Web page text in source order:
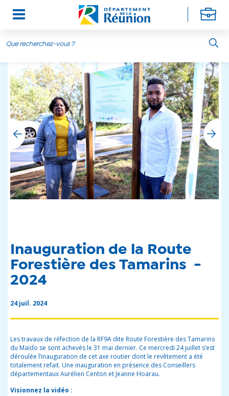
Aller au contenu principal
Inauguration de la Route
Forestière des Tamarins -
2024
24 juil. 2024
Les travaux de réfection de la RF9A dite Route Forestière des Tamarins
du Maïdo se sont achevés le 31 mai dernier. Ce mercredi 24 juillet s’est
déroulée l’inauguration de cet axe routier dont le revêtement a été
totalement refait. Une inauguration en présence des Conseillers
départementaux Aurélien Centon et Jeanne Hoarau.
Visionnez la vidéo :